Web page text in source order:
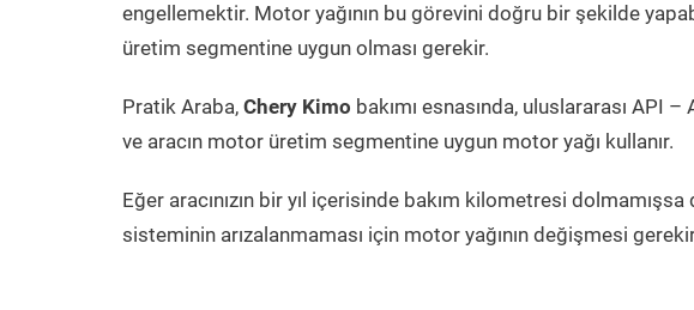
engellemektir. Motor yağının bu görevini doğru bir şekilde
üretim segmentine uygun olması gerekir.
Pratik Araba, Chery Kimo bakımı esnasında, uluslararası API
ve aracın motor üretim segmentine uygun motor yağı kullanır.
Eğer aracınızın bir yıl içerisinde bakım kilometresi
sisteminin arızalanmaması için motor yağının değişmesi